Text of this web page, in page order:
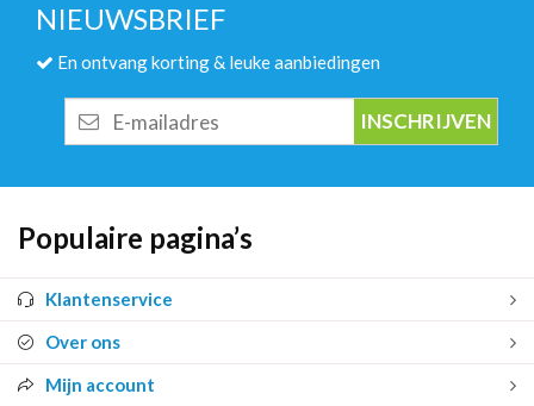
NIEUWSBRIEF
En ontvang korting & leuke aanbiedingen
mailadres
Populaire pagina’s
Klantenservice
Over ons
Mijn account